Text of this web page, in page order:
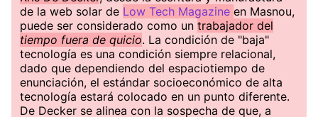
de la web solar de Low Tech Magazine en Masnou,
puede ser considerado como un trabajador del
tiempo fuera de quicio. La condición de "baja"
tecnología es una condición siempre relacional,
dado que dependiendo del espaciotiempo de
enunciación, el estándar socioeconómico de alta
tecnología estará colocado en un punto diferente.
De Decker se alinea con la sospecha de que, a